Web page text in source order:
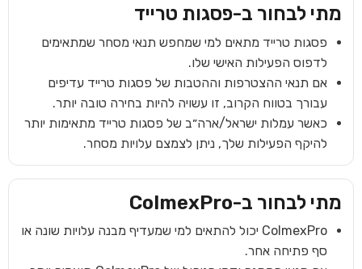
מתי לבחור ב-פסגות טרייד
פסגות טרייד מתאים למי שמחפש תנאי מסחר שמתאימים
לדפוס הפעילות האישי שלו.
אם תנאי ההצטרפות וההטבות של פסגות טרייד עדיפים
עבורך בטווח הקרוב, זו עשויה להיות בחירה טובה יותר.
כאשר עמלות ישראל/ארה״ב של פסגות טרייד מתאימות יותר
להיקף הפעילות שלך, ניתן לצמצם עלויות מסחר.
מתי לבחור ב-ColmexPro
ColmexPro יכול להתאים למי שמעדיף מבנה עלויות שונה או
סף פתיחה אחר.